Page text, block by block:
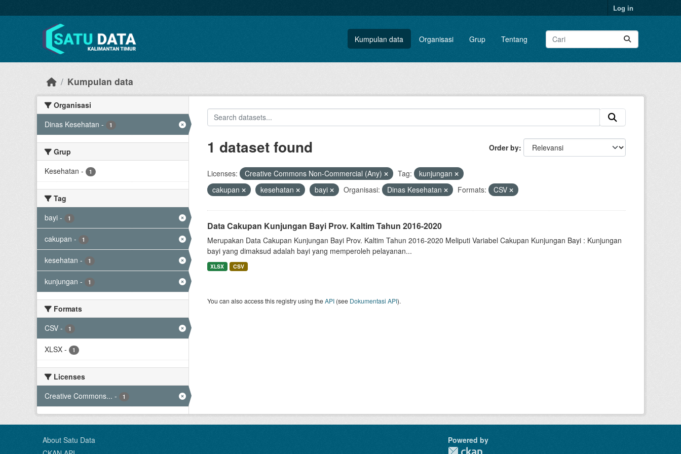
Log in
Kumpulan data Organisasi Grup Tentang
Kumpulan data
Organisasi
Dinas Kesehatan - 1
Grup
Kesehatan - 1
Tag
bayi - 1
cakupan - 1
kesehatan - 1
kunjungan - 1
Formats
CSV - 1
XLSX - 1
Licenses
Creative Commons... - 1
Order by
1 dataset found
Licenses: Creative Commons Non-Commercial (Any) Tag:
kunjungan
cakupan
kesehatan bayi Organisasi: Dinas Kesehatan Formats: CSV
Data Cakupan Kunjungan Bayi Prov. Kaltim Tahun 2016-2020
Merupakan Data Cakupan Kunjungan Bayi Prov. Kaltim Tahun 2016-2020 Meliputi Variabel Cakupan Kunjungan Bayi : Kunjungan
bayi yang dimaksud adalah bayi yang memperoleh pelayanan...
XLSX CSV
You can also access this registry using theAPI(see Dokumentasi API).
About Satu Data
Powered by